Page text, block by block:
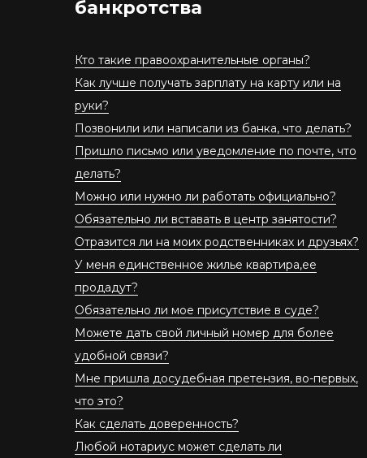
банкротства
Кто такие правоохранительные органы?
Как лучше получать зарплату на карту или на
руки?
Позвонили или написали из банка, что делать?
Пришло письмо или уведомление по почте, что
делать?
Можно или нужно ли работать официально?
Обязательно ли вставать в центр занятости?
Отразится ли на моих родственниках и друзьях?
У меня единственное жилье квартира,ее
продадут?
Обязательно ли мое присутствие в суде?
Можете дать свой личный номер для более
удобной связи?
Мне пришла досудебная претензия, во-первых,
что это?
Как сделать доверенность?
Любой нотариус может сделать ли